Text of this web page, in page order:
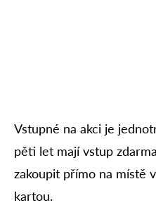
Vstupné na akci je
pěti let mají vstup
zakoupit přímo na místě
kartou.